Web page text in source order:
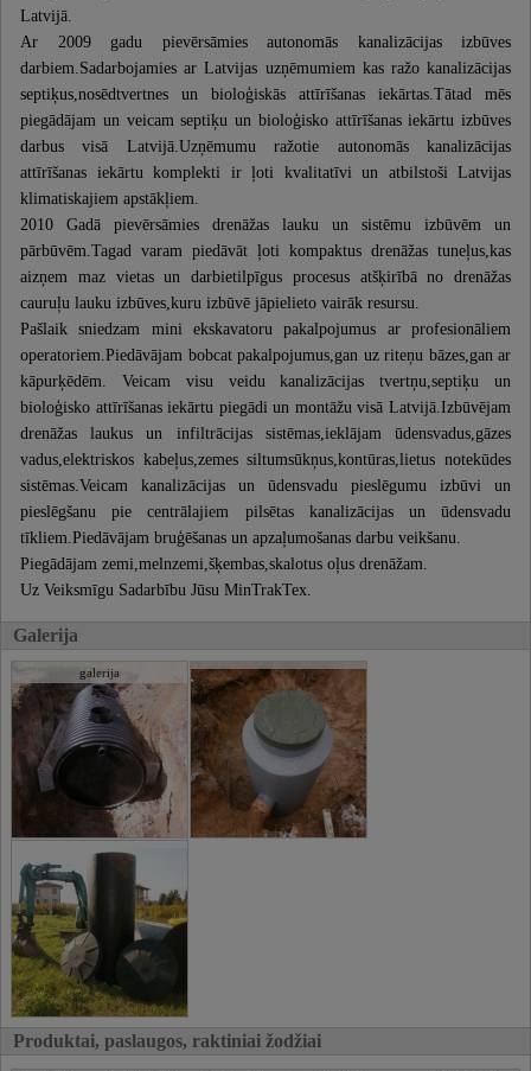
Latvijā.
Ar 2009 gadu pievērsāmies autonomās kanalizācijas izbūves
darbiem.Sadarbojamies ar Latvijas uzņēmumiem kas ražo kanalizācijas
septiķus,nosēdtvertnes un bioloģiskās attīrīšanas iekārtas.Tātad mēs
piegādājam un veicam septiķu un bioloģisko attīrīšanas iekārtu izbūves
darbus visā Latvijā.Uzņēmumu ražotie autonomās kanalizācijas
attīrīšanas iekārtu komplekti ir ļoti kvalitatīvi un atbilstoši Latvijas
klimatiskajiem apstākļiem.
2010 Gadā pievērsāmies drenāžas lauku un sistēmu izbūvēm un
pārbūvēm.Tagad varam piedāvāt ļoti kompaktus drenāžas tuneļus,kas
aizņem maz vietas un darbietilpīgus procesus atšķirībā no drenāžas
cauruļu lauku izbūves,kuru izbūvē jāpielieto vairāk resursu.
Pašlaik sniedzam mini ekskavatoru pakalpojumus ar profesionāliem
operatoriem.Piedāvājam bobcat pakalpojumus,gan uz riteņu bāzes,gan ar
kāpurķēdēm. Veicam visu veidu kanalizācijas tvertņu,septiķu un
bioloģisko attīrīšanas iekārtu piegādi un montāžu visā Latvijā.Izbūvējam
drenāžas laukus un infiltrācijas sistēmas,ieklājam ūdensvadus,gāzes
vadus,elektriskos kabeļus,zemes siltumsūkņus,kontūras,lietus notekūdes
sistēmas.Veicam kanalizācijas un ūdensvadu pieslēgumu izbūvi un
pieslēgšanu pie centrālajiem pilsētas kanalizācijas un ūdensvadu
tīkliem.Piedāvājam bruģēšanas un apzaļumošanas darbu veikšanu.
Piegādājam zemi,melnzemi,šķembas,skalotus oļus drenāžam.
Uz Veiksmīgu Sadarbību Jūsu MinTrakTex.
Galerija
galerija
Produktai, paslaugos, raktiniai žodžiai